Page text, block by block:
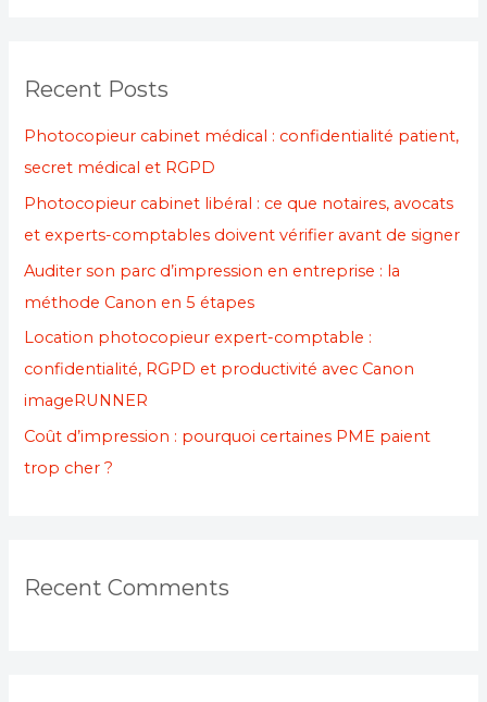
cRecent Posts
Photocopieur cabinet médical : confidentialité patient,
secret médical et RGPD
Photocopieur cabinet libéral : ce que notaires, avocats
et experts-comptables doivent vérifier avant de signer
Auditer son parc d’impression en entreprise : la
méthode Canon en 5 étapes
Location photocopieur expert-comptable :
confidentialité, RGPD et productivité avec Canon
imageRUNNER
Coût d’impression : pourquoi certaines PME paient
trop cher ?
Recent Comments